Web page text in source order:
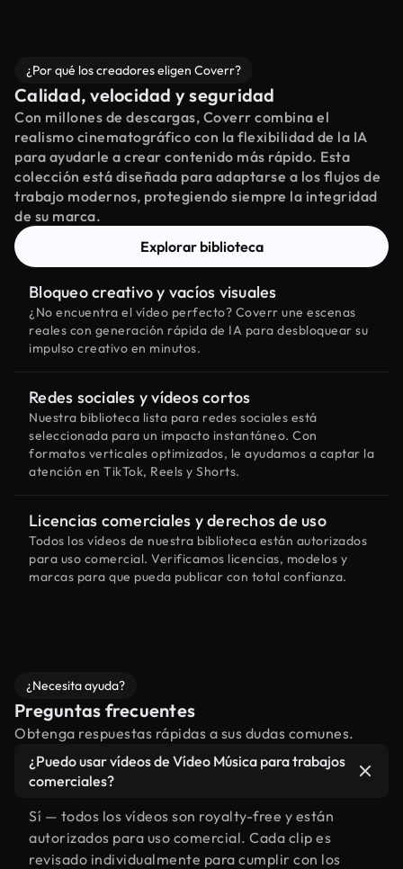
¿Por qué los creadores eligen Coverr?
Calidad, velocidad y seguridad
Con millones de descargas, Coverr combina el
realismo cinematográfico con la flexibilidad de la IA
para ayudarle a crear contenido más rápido. Esta
colección está diseñada para adaptarse a los flujos de
trabajo modernos, protegiendo siempre la integridad
de su marca.
Explorar biblioteca
Bloqueo creativo y vacíos visuales
¿No encuentra el vídeo perfecto? Coverr une escenas
reales con generación rápida de IA para desbloquear su
impulso creativo en minutos.
Redes sociales y vídeos cortos
Nuestra biblioteca lista para redes sociales está
seleccionada para un impacto instantáneo. Con
formatos verticales optimizados, le ayudamos a captar la
atención en TikTok, Reels y Shorts.
Licencias comerciales y derechos de uso
Todos los vídeos de nuestra biblioteca están autorizados
para uso comercial. Verificamos licencias, modelos y
marcas para que pueda publicar con total confianza.
¿Necesita ayuda?
Preguntas frecuentes
Obtenga respuestas rápidas a sus dudas comunes.
¿Puedo usar vídeos de Vídeo Música para trabajos
comerciales?
Sí — todos los vídeos son royalty-free y están
autorizados para uso comercial. Cada clip es
revisado individualmente para cumplir con los